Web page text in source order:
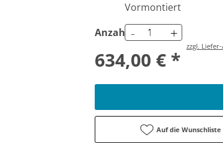
Vormontiert
Anzahl - +
634,00 € *
zzgl.
Auf die Wunschliste